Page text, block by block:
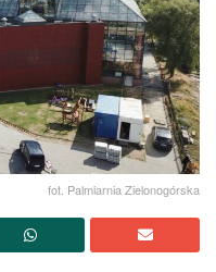
fot. Palmiarnia Zielonogórska